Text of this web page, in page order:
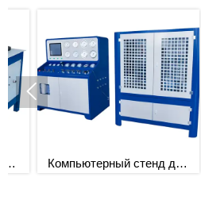
Компьютерный стенд для
